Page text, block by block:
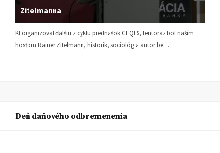
Zitelmanna
KI organizoval ďalšiu z cyklu prednášok CEQLS, tentoraz bol naším
hosťom Rainer Zitelmann, historik, sociológ a autor be…
Deň daňového odbremenenia